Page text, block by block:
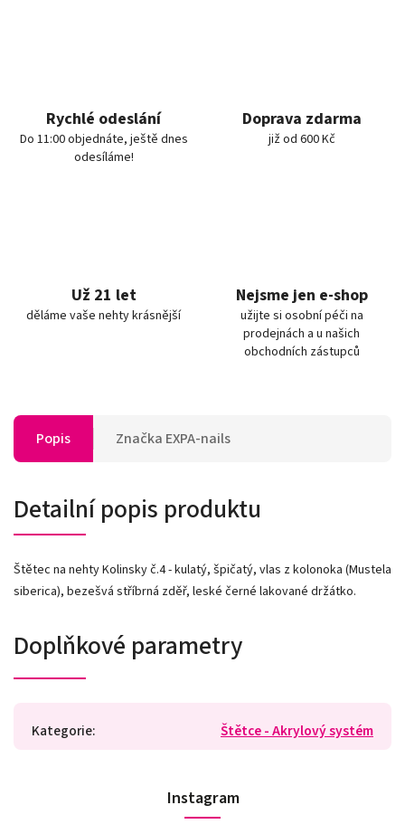
Rychlé odeslání
Do 11:00 objednáte, ještě dnes
odesíláme!
Doprava zdarma
již od 600 Kč
Už 21 let
děláme vaše nehty krásnější
Nejsme jen e-shop
užijte si osobní péči na
prodejnách a u našich
obchodních zástupců
Popis Značka EXPA-nails
Detailní popis produktu
Štětec na nehty Kolinsky č.4 - kulatý, špičatý, vlas z kolonoka (Mustela
siberica), bezešvá stříbrná zděř, leské černé lakované držátko.
Doplňkové parametry
Kategorie: Štětce - Akrylový systém
Instagram